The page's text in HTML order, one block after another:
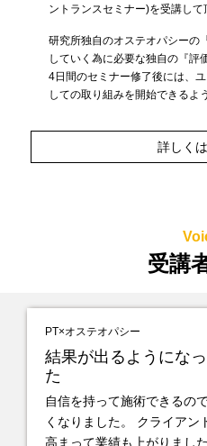
ントランスセミナー)を受講して
研究所独自のオステオパシーの
していく為に必要な独自の『評
4日間のセミナー修了後には、
しての取り組みを開始できるよ
詳しく
受講
PT×オステオパシー
結果が出るようにな
た
自信を持って施術できるの
くなりました。 クライアン
高まって業績も上がりました